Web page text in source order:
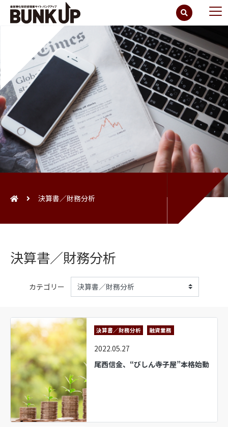
決算書／財務分析
決算書／財務分析
カテゴリー
決算書／財務分析 融資業務
2022.05.27
尾西信金、“びしん寺子屋”本格始動